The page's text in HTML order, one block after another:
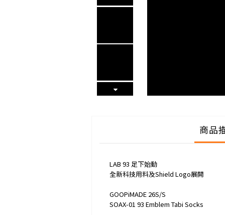
商品
LAB 93 足下始動
全新科技用料及Shield Logo展開
GOOPiMADE 26S/S
SOAX-01 93 Emblem Tabi Socks